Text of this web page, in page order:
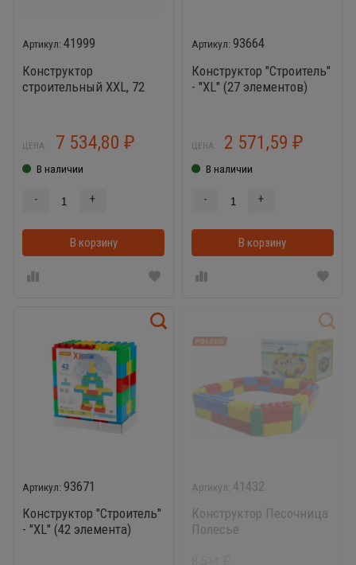
41999
Конструктор
строительный XXL, 72
ЦЕНА: 7 534,80 ₽
В наличии
- +
В корзину В корзинке
93664
Конструктор "Строитель"
- "XL" (27 элементов)
ЦЕНА: 2 571,59₽
В наличии
- +
В корзину
93671
Конструктор "Строитель"
- "XL" (42 элемента)
41432
Конструктор Песочница
Полесье